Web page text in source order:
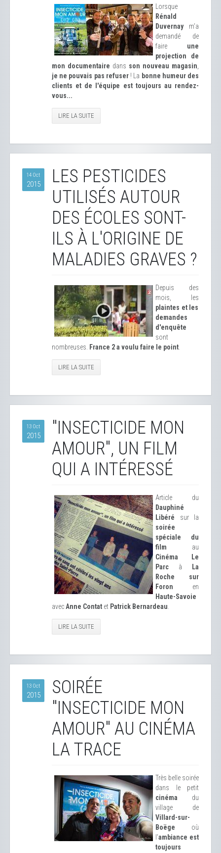
Lorsque
Rénald
Duvernaym'a
demandé de
faire une
projection de
mon documentaire dans son nouveau magasin
je ne pouvais pas refuser! La bonne humeur des
clients et de l'équipe est toujours au rendez-
vous...
LIRE LA SUITE
14 Oct
2015
LES PESTICIDES
UTILISÉS AUTOUR
DES ÉCOLES SONT-
ILS À L'ORIGINE DE
MALADIES GRAVES ?
Depuis des
mois, les
plaintes et les
demandes
d'enquête
sont
nombreuses.
France 2 a voulu faire le point
LIRE LA SUITE
13 Oct
2015
"INSECTICIDE MON
AMOUR", UN FILM
QUI A INTÉRESSÉ
Article du
Dauphiné
Libéré sur la
soirée
spéciale du
film au
Cinéma Le
Parc à
La
Roche sur
Foron en
Haute-Savoie
avec Anne Contat et Patrick Bernardeau
LIRE LA SUITE
13 Oct
2015
SOIRÉE
"INSECTICIDE MON
AMOUR" AU CINÉMA
LA TRACE
Très belle soirée
dans le petit
cinéma du
village de
Villard-sur-
Boëge où
l'ambiance est
toujours